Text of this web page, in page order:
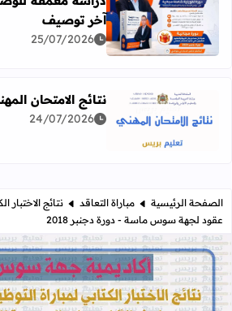
اقرأ المزيد عن دورة تكوينية
آخر توصيف
25/07/2026
اقرأ المزيد عن نتائج الامتحان المهني
نتائج الامتحان
24/07/2026
الصفحة الرئيسية مباراة التعاقد
نتائج
عقود لجهة سوس ماسة - دورة دجنبر 2018